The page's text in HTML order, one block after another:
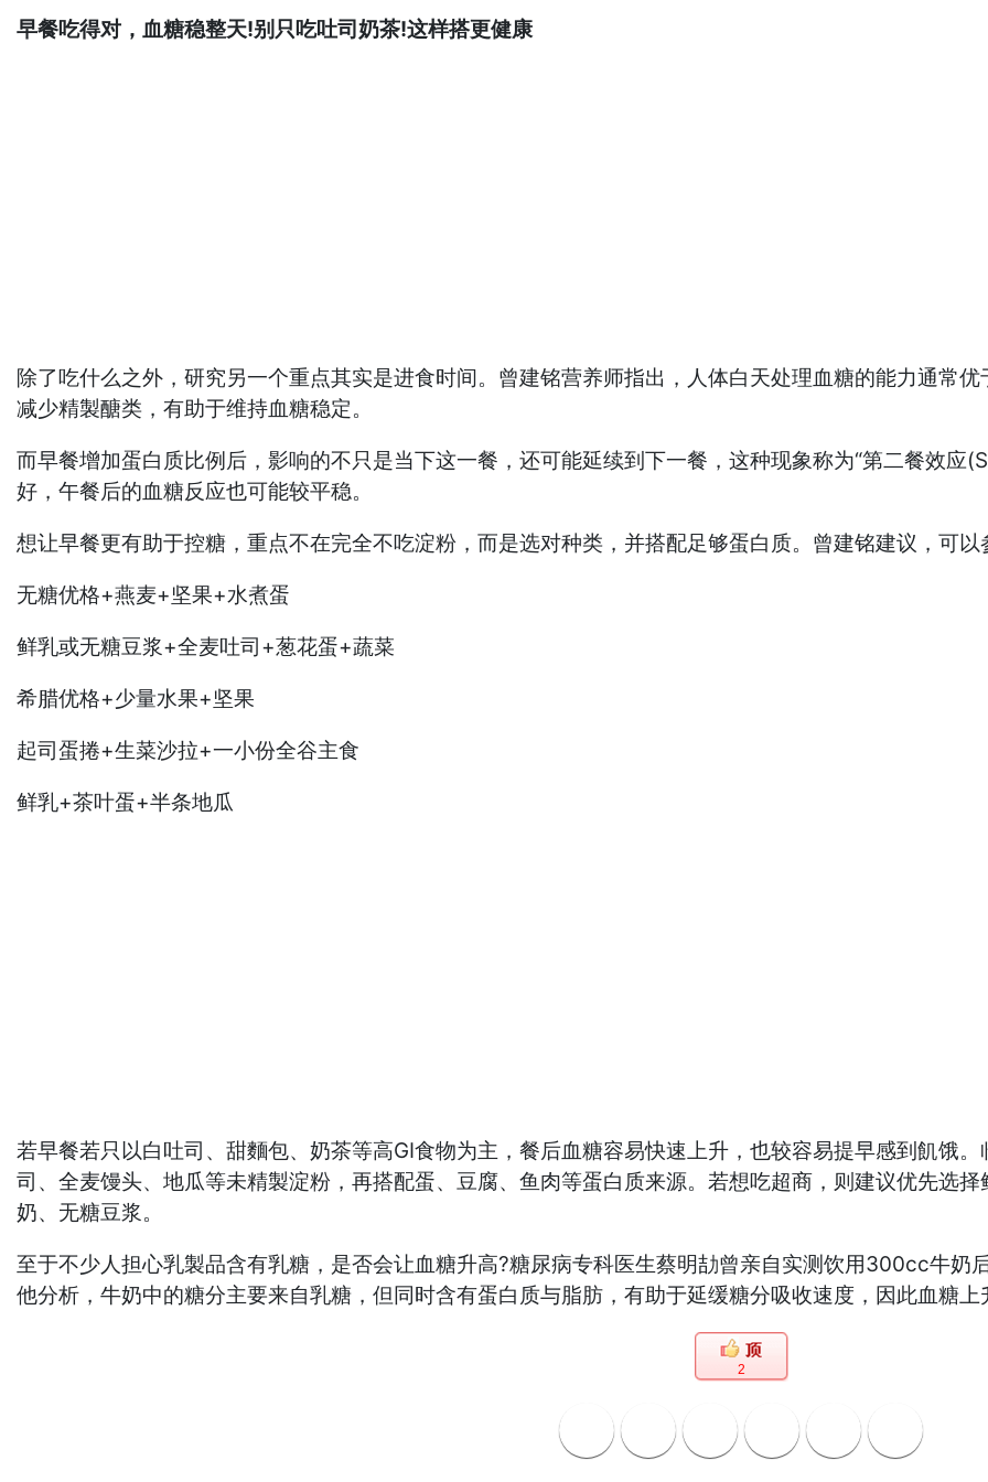
早餐吃得对，血糖稳整天!别只吃吐司奶茶!这样搭更健康
除了吃什么之外，研究另一个重点其实是进食时间。曾建铭营养师指出，人体白天处理血糖的能力通常
减少精製醣类，有助于维持血糖稳定。
而早餐增加蛋白质比例后，影响的不只是当下这一餐，还可能延续到下一餐，这种现象称为“第二餐效
好，午餐后的血糖反应也可能较平稳。
想让早餐更有助于控糖，重点不在完全不吃淀粉，而是选对种类，并搭配足够蛋白质。曾建铭建议，可
无糖优格+燕麦+坚果+水煮蛋
鲜乳或无糖豆浆+全麦吐司+葱花蛋+蔬菜
希腊优格+少量水果+坚果
起司蛋捲+生菜沙拉+一小份全谷主食
鲜乳+茶叶蛋+半条地瓜
若早餐若只以白吐司、甜麵包、奶茶等高GI食物为主，餐后血糖容易快速上升，也较容易提早感到飢饿
司、全麦馒头、地瓜等未精製淀粉，再搭配蛋、豆腐、鱼肉等蛋白质来源。若想吃超商，则建议优先选
奶、无糖豆浆。
至于不少人担心乳製品含有乳糖，是否会让血糖升高?糖尿病专科医生蔡明劼曾亲自实测饮用300cc牛
他分析，牛奶中的糖分主要来自乳糖，但同时含有蛋白质与脂肪，有助于延缓糖分吸收速度，因此血糖
2